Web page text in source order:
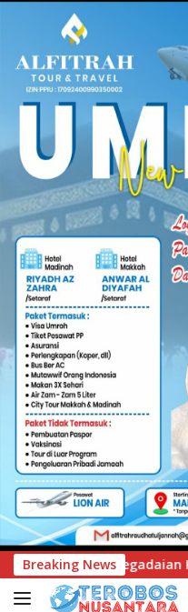
Breaking News
SulSelBarRa Maluku